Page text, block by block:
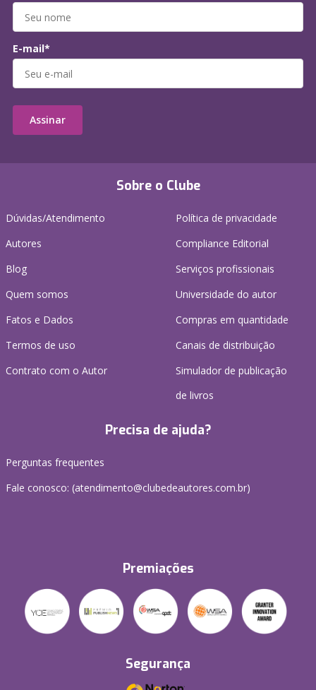
Sobre o Clube
Dúvidas/Atendimento
Autores
Blog
Quem somos
Fatos e Dados
Termos de uso
Contrato com o Autor
Política de privacidade
Compliance Editorial
Serviços profissionais
Universidade do autor
Compras em quantidade
Canais de distribuição
Simulador de publicação
de livros
Precisa de ajuda?
Perguntas frequentes
Fale conosco: (atendimento@clubedeautores.com.br)
Premiações
Segurança
E-mail*
Assinar